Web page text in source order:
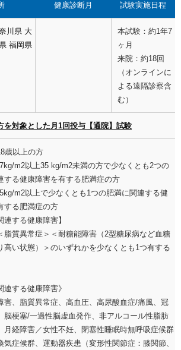
健康診断月 試験実施日程
川県 大
福岡県
本試験：約1年7
ヶ月
来院：約18回
（オンラインに
よる遠隔診察含
む）
を対象とした月1回投与【通院】試験
歳以上の方
m2以上35 kg/m2未満の方で少なくとも2つの
する健康障害を有する肥満症の方
m2以上で少なくとも1つの肥満に関連する健
する肥満症の方
連する健康障害】
脂質異常症＞＜耐糖能障害（2型糖尿病など血糖
高い状態）＞のいずれかを少なくとも1つ有する
連する健康障害》
、脂質異常症、高血圧、高尿酸血症/痛風、冠
脳梗塞/一過性脳虚血発作、非アルコール性脂肪
月経障害／女性不妊、閉塞性睡眠時無呼吸症候群
気症候群、運動器疾患（変形性関節症：膝関節、